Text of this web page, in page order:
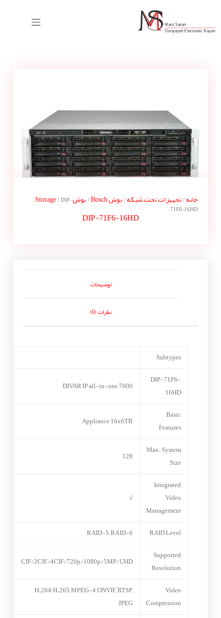
خانه/ تجهیزات تحت شبکه/ بوش Bosch / بوش Storage/ DIP-
71F6-16HD
DIP-71F6-16HD
توضیحات
نظرات (0)
Subtypes
DIP-71F6-
16HD
DIVAR IP all-in-one 7000
Basic
Features
Appliance 16x6TB
Max. System
Size
128
Integrated
Video
Management
√
RAID Level
RAID-5, RAID-6
Supported
Resolution
CIF/2CIF/4CIF/720p/1080p/5MP/UHD
Video
Compression
H.264, H.265, MPEG-4, ONVIF, RTSP,
JPEG